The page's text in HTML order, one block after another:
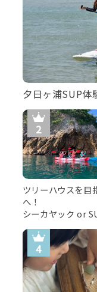
【焼き魚】キンキ
【先付】
夕日ヶ浦SUP体
ツリーハウスを目
へ！
シーカヤック or